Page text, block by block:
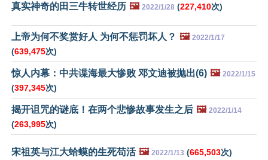
真实神奇的田三牛转世经历 🖼️ 2022/1/28 (227,410次)
上帝为何不奖赏好人 为何不惩罚坏人？ 🖼️ 2022/1/17
(639,475次)
惊人内幕：中共谍海最大惨败 邓文迪被抛出(6) 🖼️ 2022/1/15
(397,345次)
揭开诅咒的谜底！在两个悲惨故事发生之后 🖼️ 2022/1/14
(263,995次)
宋祖英与江大蛤蟆的生死苟活 🖼️ 2022/1/13 (665,503次)